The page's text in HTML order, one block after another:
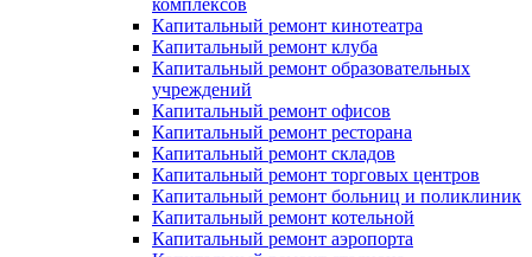
комплексов
Капитальный ремонт кинотеатра
Капитальный ремонт клуба
Капитальный ремонт образовательных
учреждений
Капитальный ремонт офисов
Капитальный ремонт ресторана
Капитальный ремонт складов
Капитальный ремонт торговых центров
Капитальный ремонт больниц и поликлиник
Капитальный ремонт котельной
Капитальный ремонт аэропорта